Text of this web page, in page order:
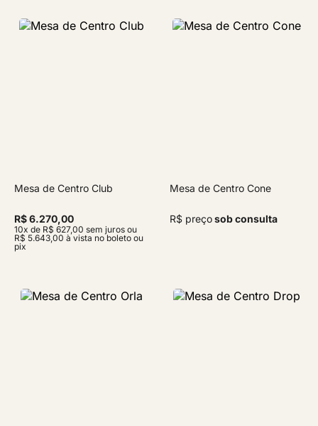
Mesa de Centro Club
R$ 6.270,00
10x de R$ 627,00 sem juros ou
R$ 5.643,00 à vista no boleto ou
pix
Mesa de Centro Cone
R$ preçosob consulta